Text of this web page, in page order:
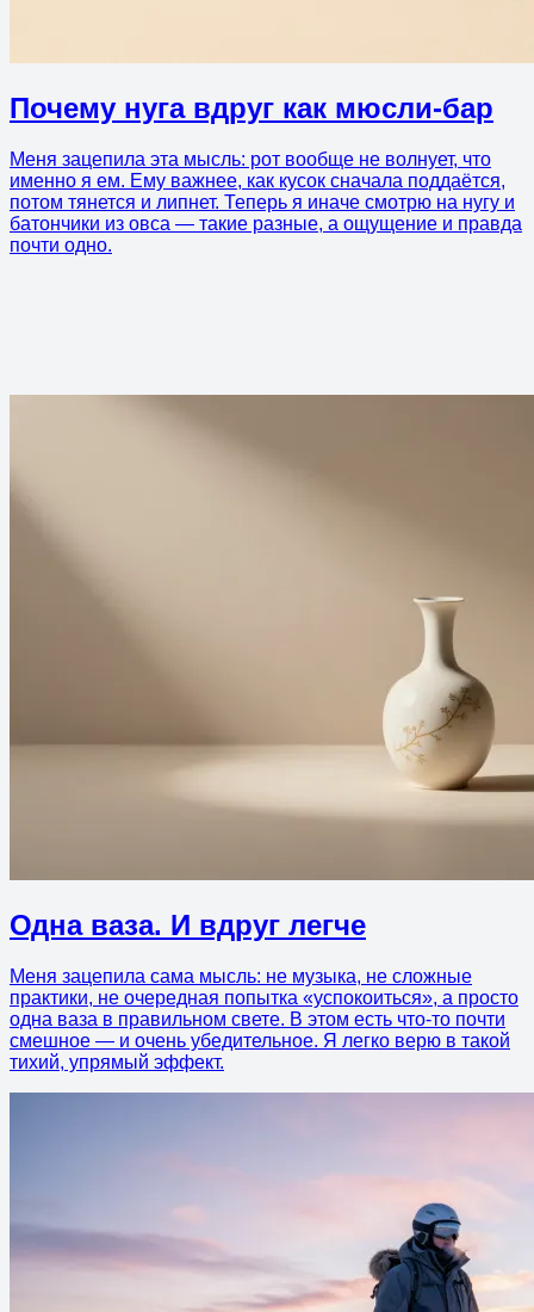
Почему нуга вдруг как мюсли-бар
Меня зацепила эта мысль: рот вообще не волнует, что
именно я ем. Ему важнее, как кусок сначала поддаётся,
потом тянется и липнет. Теперь я иначе смотрю на нугу и
батончики из овса — такие разные, а ощущение и правда
почти одно.
Одна ваза. И вдруг легче
Меня зацепила сама мысль: не музыка, не сложные
практики, не очередная попытка «успокоиться», а просто
одна ваза в правильном свете. В этом есть что-то почти
смешное — и очень убедительное. Я легко верю в такой
тихий, упрямый эффект.